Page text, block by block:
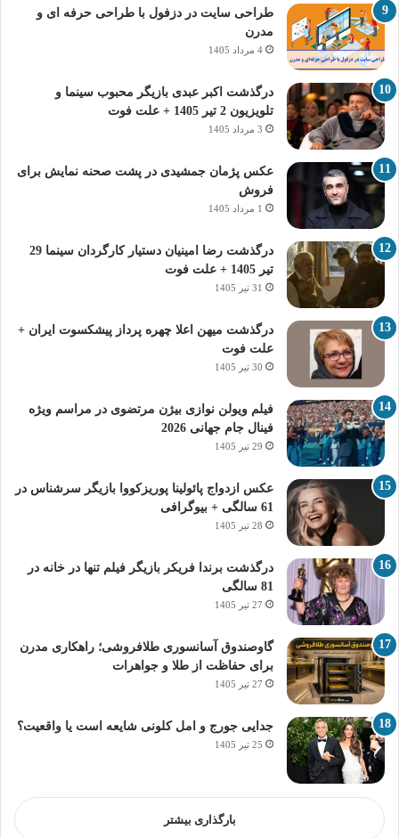
طراحی سایت در دزفول با طراحی حرفه‌ ای و
مدرن
4 مرداد 1405
درگذشت اکبر عبدی بازیگر محبوب سینما و
تلویزیون 2 تیر 1405 + علت فوت
3 مرداد 1405
عکس پژمان جمشیدی در پشت صحنه نمایش برای
فروش
1 مرداد 1405
درگذشت رضا امینیان دستیار کارگردان سینما 29
تیر 1405 + علت فوت
31 تیر 1405
درگذشت میهن اعلا چهره پرداز پیشکسوت ایران +
علت فوت
30 تیر 1405
فیلم ویولن نوازی بیژن مرتضوی در مراسم ویژه
فینال جام جهانی 2026
29 تیر 1405
عکس ازدواج پائولینا پوریزکووا بازیگر سرشناس در
61 سالگی + بیوگرافی
28 تیر 1405
درگذشت برندا فریکر بازیگر فیلم تنها در خانه در
81 سالگی
27 تیر 1405
گاوصندوق آسانسوری طلافروشی؛ راهکاری مدرن
برای حفاظت از طلا و جواهرات
27 تیر 1405
جدایی جورج و امل کلونی شایعه است یا واقعیت؟
25 تیر 1405
بارگذاری بیشتر